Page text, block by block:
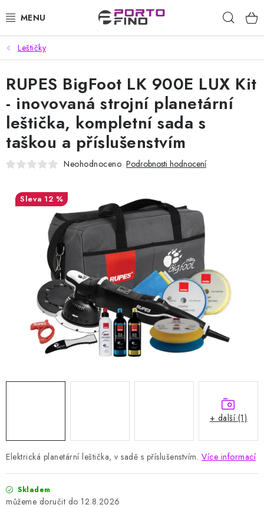
na
CHEMIE A PÉČE O VOZIDLA
PŘÍSLUŠENSTVÍ A ND K AUTOMYČKÁM
VYSOKOTLAKÉ A ČISTÍCÍ STROJE
VYSAVAČE, TEPOVAČE
DOMÁCNOST A ZAHRADA
CHEMIE - BEZKONTAKTNÍ MYČKY
HODNOCENÍ OBCHODU
Naše služby Jak nakupovat O nás
Kontakty
Obchodní podmínky
Podmínky ochrany osobních údajů
Samoobslužné platební terminály
Leštičky
Elektrická planetární leštička, v sadě s příslušenstvím. Více informací
Skladem
12.8.2026
RUPES BigFoot LK 900E LUX Kit
- inovovaná strojní planetární
leštička, kompletní sada s
taškou a příslušenstvím
Neohodnoceno Podrobnosti hodnocení
12 %
+ další (1)